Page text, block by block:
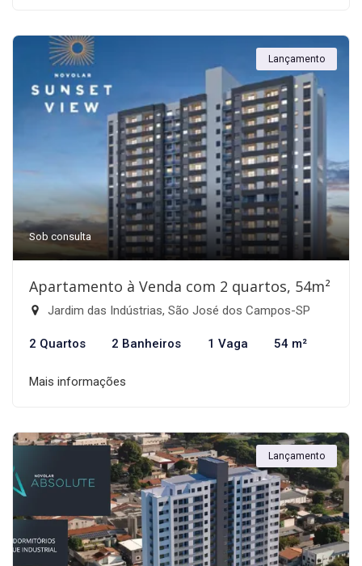
Lançamento
Sob consulta
Apartamento à Venda com 2 quartos, 54m²
Jardim das Indústrias, São José dos Campos-SP
2 Quartos 2 Banheiros 1 Vaga 54 m²
Mais informações
Lançamento